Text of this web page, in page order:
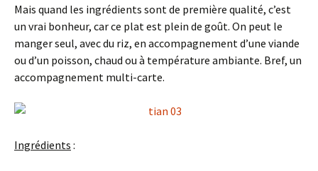
Mais quand les ingrédients sont de première qualité, c’est
un vrai bonheur, car ce plat est plein de goût. On peut le
manger seul, avec du riz, en accompagnement d’une viande
ou d’un poisson, chaud ou à température ambiante. Bref, un
accompagnement multi-carte.
Ingrédients :